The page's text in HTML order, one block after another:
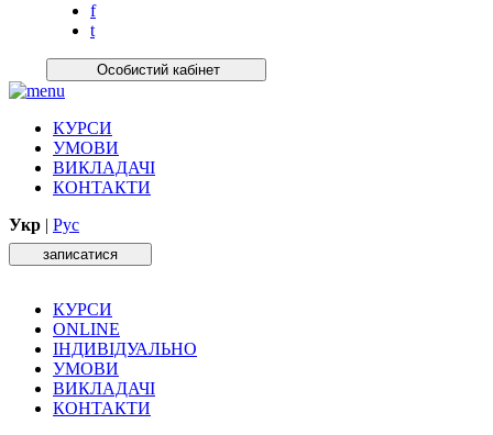
f
t
Особистий кабiнет
КУРСИ
УМОВИ
ВИКЛАДАЧІ
КОНТАКТИ
Укр | Рус
записатися
КУРСИ
ONLINE
ІНДИВІДУАЛЬНО
УМОВИ
ВИКЛАДАЧІ
КОНТАКТИ